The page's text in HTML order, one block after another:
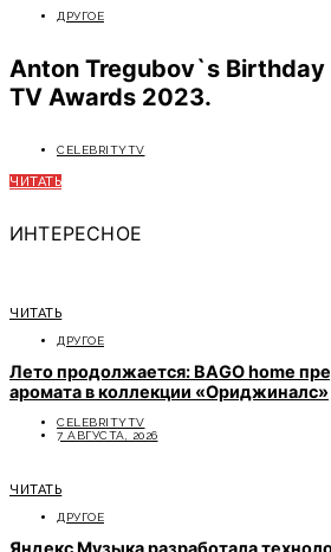
ДРУГОЕ
Anton Tregubov`s Birthday
TV Awards 2023.
CELEBRITYTV
ЧИТАТЬ
ИНТЕРЕСНОЕ
ЧИТАТЬ
ДРУГОЕ
Лето продолжается: BAGO home
аромата в коллекции «Ориджиналс»
CELEBRITYTV
7 АВГУСТА, 2026
ЧИТАТЬ
ДРУГОЕ
Яндекс Музыка разработала